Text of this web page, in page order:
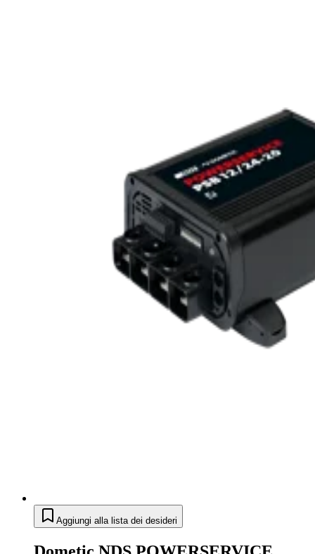
Aggiungi alla lista dei desideri